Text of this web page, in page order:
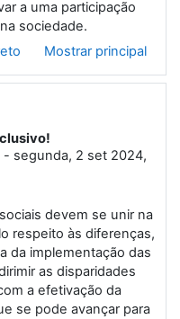
a uma participação
sociedade.
Mostrar principal
- segunda, 2 set 2024,
devem se unir na
respeito às diferenças,
da implementação das
as disparidades
a efetivação da
se pode avançar para